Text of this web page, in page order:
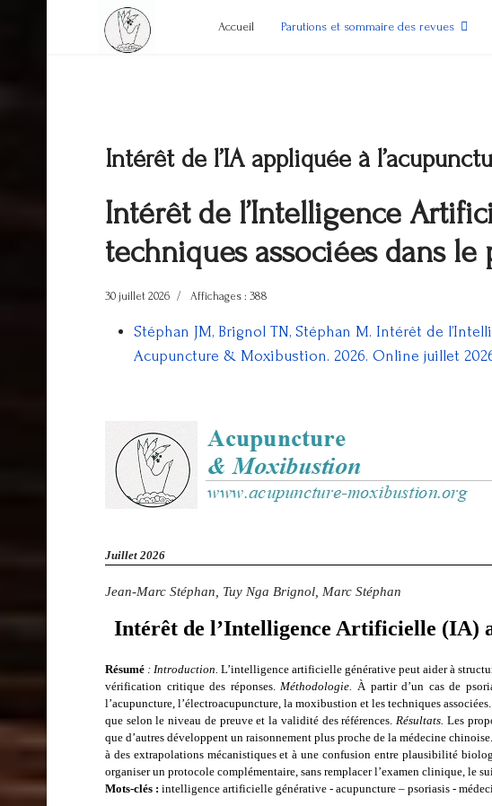
Accueil Parutions et sommaire des revues
Intérêt de l’IA appliquée à
Intérêt de l’Intelligence
techniques associées dans le
30 juillet 2026 Affichages : 388
Stéphan JM, Brignol TN, Stéphan M. Intérêt de
Acupuncture & Moxibustion. 2026. Online juillet
Juillet 2026
Jean-Marc Stéphan, Tuy Nga Brignol, Marc Stéphan
Intérêt de l’Intelligence Artificielle (IA)
Résumé : Introduction. L’intelligence artificielle générative peut aider à
vérification critique des réponses. Méthodologie.
À partir d’un cas de
l’acupuncture, l’électroacupuncture, la moxibustion et les techniques
que selon le niveau de preuve et la validité des références. Résultats. Les
que d’autres développent un raisonnement plus proche de la médecine
à des extrapolations mécanistiques et à une confusion entre plausibilité
organiser un protocole complémentaire, sans remplacer l’examen clinique,
Mots-clés : intelligence artificielle générative - acupuncture – psoriasis -